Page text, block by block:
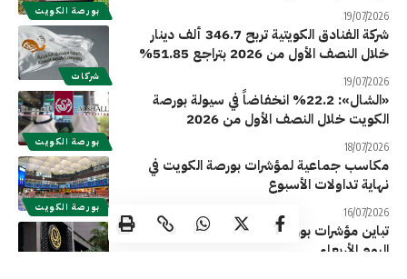
بورصة الكويت 19/07/2026
شركات
شركة الفنادق الكويتية تربح 346.7 ألف دينار
خلال النصف الأول من 2026 بتراجع 51.85%
19/07/2026
بورصة الكويت
«الشال»: 22.2% انخفاضاً في سيولة بورصة
الكويت خلال النصف الأول من 2026
18/07/2026
بورصة الكويت
مكاسب جماعية لمؤشرات بورصة الكويت في
نهاية تداولات الأسبوع
16/07/2026
تباين مؤشرات بورصة الكويت في ختام تداولات
اليوم الأربعاء